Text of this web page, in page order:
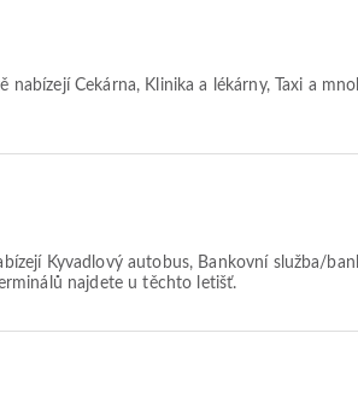
Čekárna, Klinika a lékárny, Taxi a
Kyvadlový autobus, Bankovní služba/
najdete u těchto letišť.